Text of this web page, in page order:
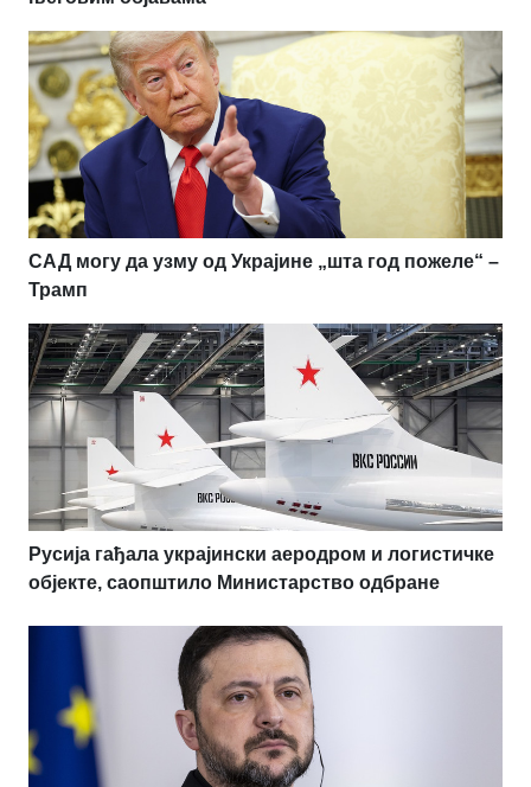
САД могу да узму од Украјине „шта год пожеле“ –
Трамп
Русија гађала украјински аеродром и логистичке
објекте, саопштило Министарство одбране